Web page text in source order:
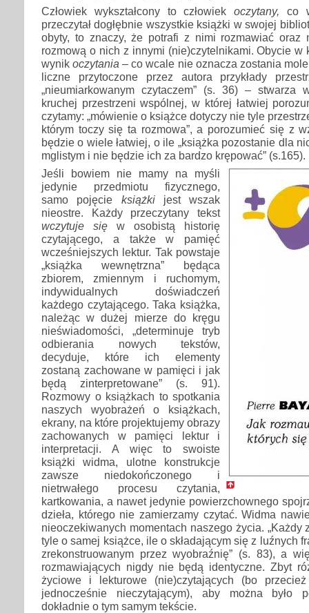
Człowiek wykształcony to człowiek oczytany, co
przeczytał dogłębnie wszystkie książki w swojej
obyty, to znaczy, że potrafi z nimi rozmawiać oraz
rozmową o nich z innymi (nie)czytelnikami. Obycie w
wynikoczytania – co wcale nie oznacza zostania
liczne przytoczone przez autora przykłady
„nieumiarkowanym czytaczem” (s. 36) – stwarza
kruchej przestrzeni wspólnej, w której łatwiej
czytamy: „mówienie o książce dotyczy nie tyle
którym toczy się ta rozmowa”, a porozumieć się z
będzie o wiele łatwiej, o ile „książka pozostanie dla
mglistym i nie będzie ich za bardzo krępować” (s.165).
Jeśli bowiem nie mamy na myśli
jedynie przedmiotu fizycznego,
samo pojęcie książkijest wszak
nieostre. Każdy przeczytany tekst
wczytuje się w osobistą historię
czytającego, a także w pamięć
wcześniejszych lektur. Tak powstaje
„książka wewnętrzna” będąca
zbiorem, zmiennym i ruchomym,
indywidualnych doświadczeń
każdego czytającego. Taka książka,
należąc w dużej mierze do kręgu
nieświadomości, „determinuje tryb
odbierania nowych tekstów,
decyduje, które ich elementy
zostaną zachowane w pamięci i jak
będą zinterpretowane” (s. 91).
Rozmowy o książkach to spotkania
naszych wyobrażeń o książkach,
ekrany, na które projektujemy obrazy
zachowanych w pamięci lektur i
interpretacji. A więc to swoiste
książki widma, ulotne konstrukcje
zawsze niedokończonego i
nietrwałego procesu czytania,
kartkowania, a nawet jedynie powierzchownego
dzieła, którego nie zamierzamy czytać. Widma
nieoczekiwanych momentach naszego życia. „Każdy
tyle o samej książce, ile o składającym się z luźnych
zrekonstruowanym przez wyobraźnię” (s. 83), a
rozmawiających nigdy nie będą identyczne. Zbyt
życiowe i lekturowe (nie)czytających (bo
jednocześnie nieczytającym), aby można było
dokładnie o tym samym tekście.